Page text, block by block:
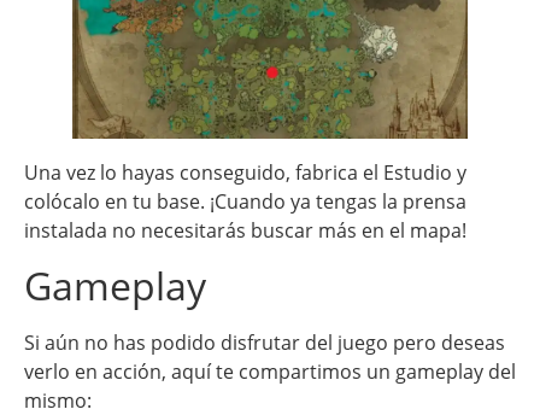
Una vez lo hayas conseguido, fabrica el Estudio y
colócalo en tu base. ¡Cuando ya tengas la prensa
instalada no necesitarás buscar más en el mapa!
Gameplay
Si aún no has podido disfrutar del juego pero deseas
verlo en acción, aquí te compartimos un gameplay del
mismo: